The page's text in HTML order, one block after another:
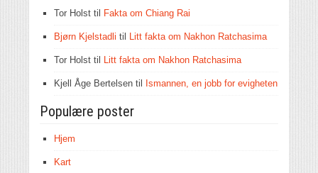
Tor Holst til Fakta om Chiang Rai
Bjørn Kjelstadli til Litt fakta om Nakhon Ratchasima
Tor Holst til Litt fakta om Nakhon Ratchasima
Kjell Åge Bertelsen til Ismannen, en jobb for evigheten
Populære poster
Hjem
Kart